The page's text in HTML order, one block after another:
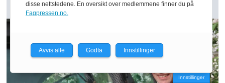
GARDSANALYSE: Vår kommentar
Innstillinger
disse nettstedene. En oversikt over medlemmene finner du på
Fagpressen.no.
Avvis alle Godta Innstillinger